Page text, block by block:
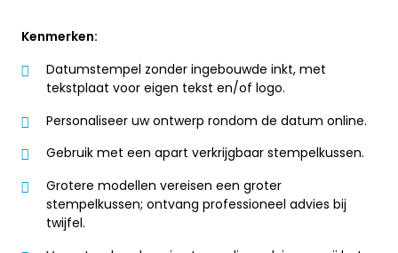
Kenmerken:
Datumstempel zonder ingebouwde inkt, met
tekstplaat voor eigen tekst en/of logo.
Personaliseer uw ontwerp rondom de datum online.
Gebruik met een apart verkrijgbaar stempelkussen.
Grotere modellen vereisen een groter
stempelkussen; ontvang professioneel advies bij
twijfel.